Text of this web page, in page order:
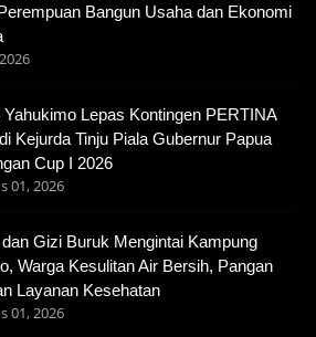
Bangun Usaha dan Ekonomi
Lepas Kontingen PERTINA
Kejurda Tinju Piala Gubernur Papua
Cup I 2026
01, 2026
Gizi Buruk Mengintai Kampung
Warga Kesulitan Air Bersih, Pangan
Layanan Kesehatan
01, 2026